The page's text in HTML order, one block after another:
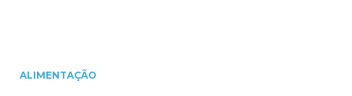
ALIMENTAÇÃO